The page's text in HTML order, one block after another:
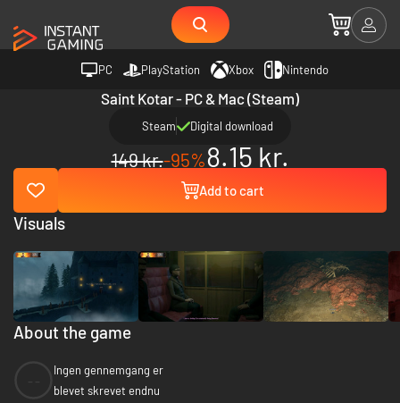
PC PlayStation Xbox Nintendo
Saint Kotar - PC & Mac (Steam)
Steam Digital download
149 kr.-95%8.15 kr.
Add to cart
About the game
Ingen gennemgang er
blevet skrevet endnu
Visuals